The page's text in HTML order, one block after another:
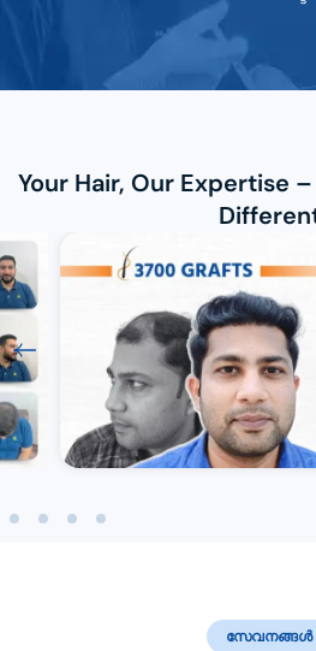
Your Hair, Our Expertise
സേവനങ്ങൾ